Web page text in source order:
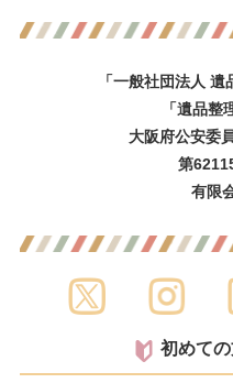
「一般社団法人
「遺品整
大阪府公安委
第
有限
初めて